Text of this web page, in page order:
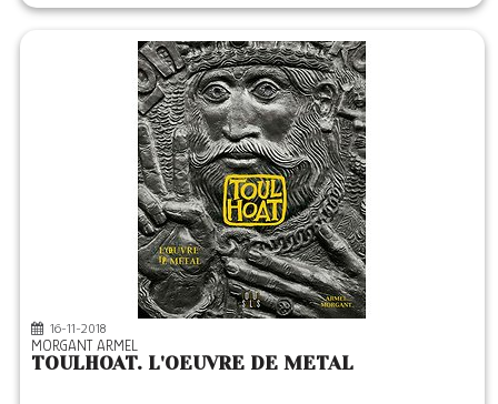
16-11-2018
MORGANT ARMEL
TOULHOAT. L'OEUVRE DE METAL